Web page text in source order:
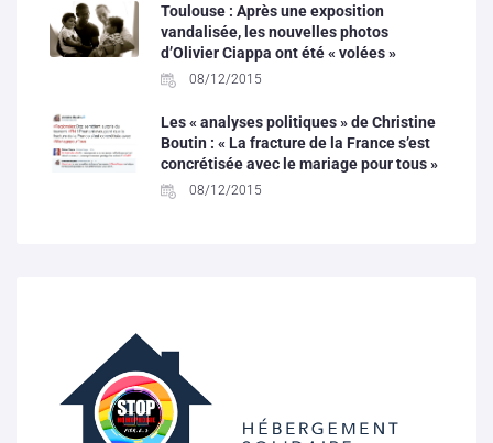
Toulouse : Après une exposition
vandalisée, les nouvelles photos
d’Olivier Ciappa ont été « volées »
08/12/2015
Les « analyses politiques » de Christine
Boutin : « La fracture de la France s’est
concrétisée avec le mariage pour tous »
08/12/2015